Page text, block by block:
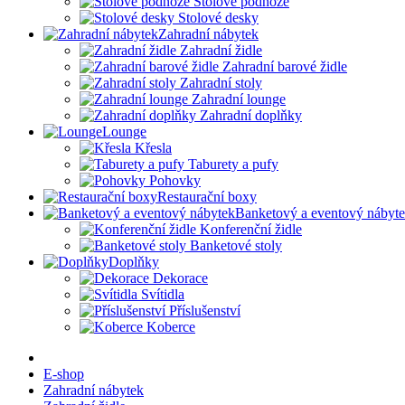
Stolové desky
Zahradní nábytek
Zahradní židle
Zahradní barové židle
Zahradní stoly
Zahradní lounge
Zahradní doplňky
Lounge
Křesla
Taburety a pufy
Pohovky
Restaurační boxy
Banketový a eventový
Konferenční židle
Banketové stoly
Doplňky
Dekorace
Svítidla
Příslušenství
Koberce
E-shop
Zahradní nábytek